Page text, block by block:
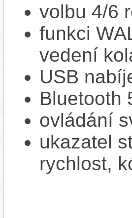
volbu 4/6
funkci
vedení
USB
Bluetooth
ovládání
ukazatel
rychlost,